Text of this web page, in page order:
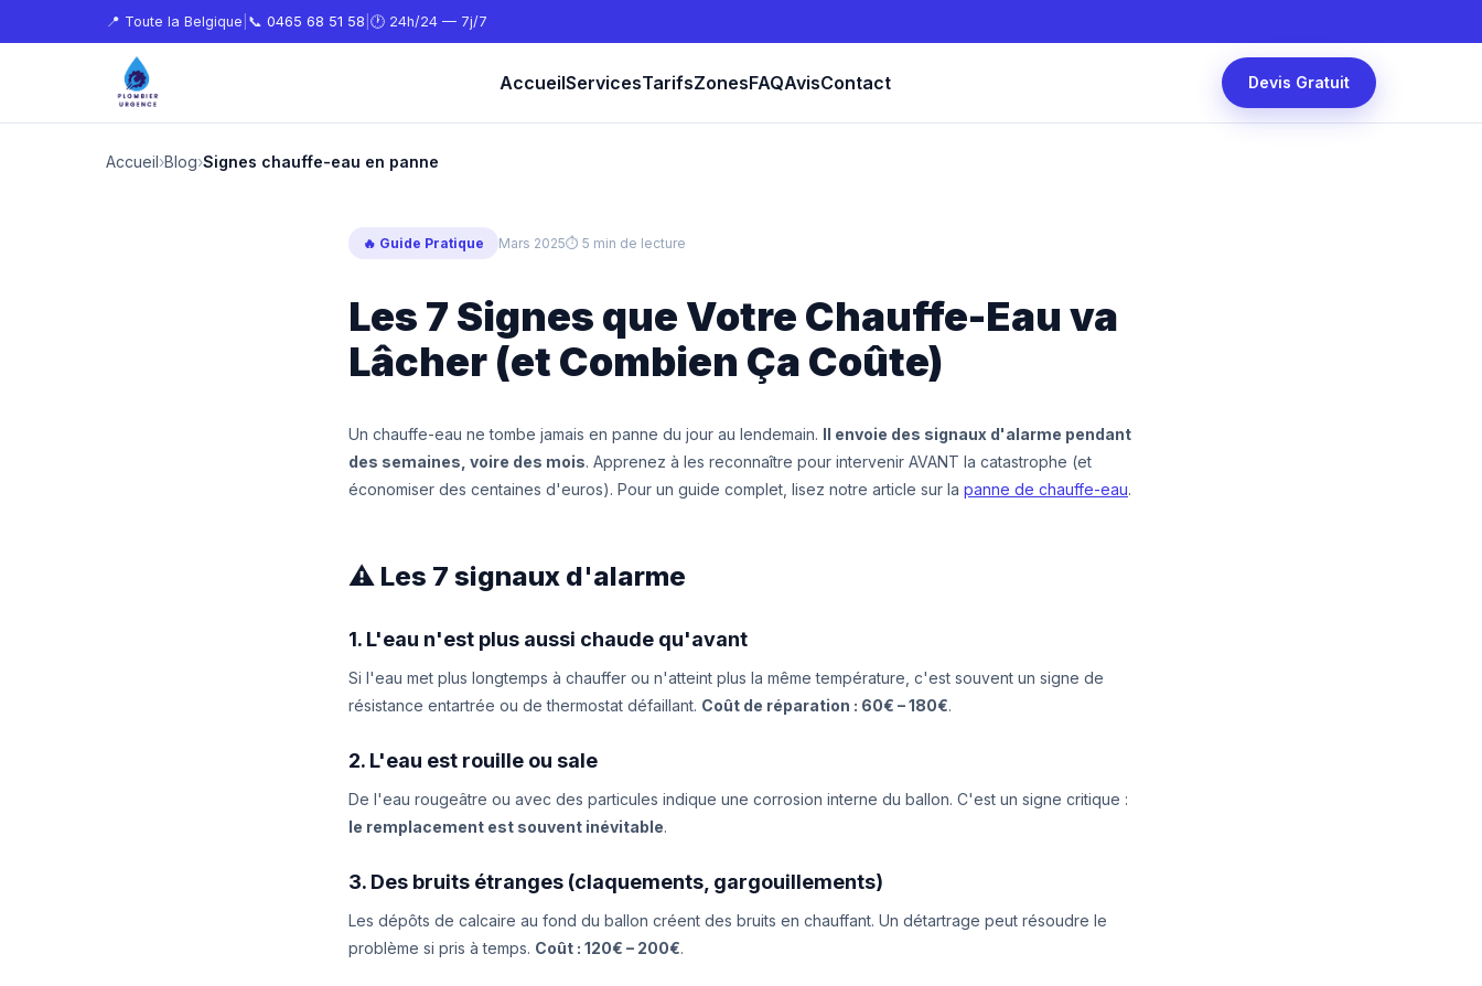
📍 Toute la Belgique 📞 0465 68 51 58 🕐 24h/24 — 7j/7
AccueilServicesTarifsZonesFAQAvisContact Devis Gratuit
Accueil›Blog›Signes chauffe-eau en panne
🔥 Guide Pratique Mars 2025⏱ 5 min de lecture
Les 7 Signes que Votre Chauffe-Eau va
Lâcher (et Combien Ça Coûte)
Un chauffe-eau ne tombe jamais en panne du jour au lendemain. Il envoie des signaux d'alarme pendant
des semaines, voire des mois. Apprenez à les reconnaître pour intervenir AVANT la catastrophe (et
économiser des centaines d'euros). Pour un guide complet, lisez notre article sur la panne de chauffe-eau.
⚠️ Les 7 signaux d'alarme
1. L'eau n'est plus aussi chaude qu'avant
Si l'eau met plus longtemps à chauffer ou n'atteint plus la même température, c'est souvent un signe de
résistance entartrée ou de thermostat défaillant. Coût de réparation : 60€ – 180€.
2. L'eau est rouille ou sale
De l'eau rougeâtre ou avec des particules indique une corrosion interne du ballon. C'est un signe critique :
le remplacement est souvent inévitable.
3. Des bruits étranges (claquements, gargouillements)
Les dépôts de calcaire au fond du ballon créent des bruits en chauffant. Un détartrage peut résoudre le
problème si pris à temps. Coût : 120€ – 200€.